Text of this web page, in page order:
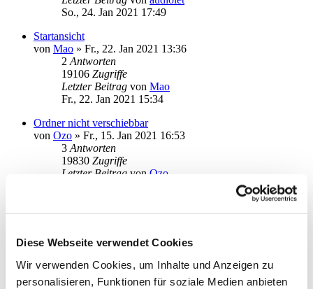
Diese Webseite verwendet Cookies
Wir verwenden Cookies, um Inhalte und Anzeigen zu
personalisieren, Funktionen für soziale Medien anbieten
So., 24. Jan 2021 17:49
Startansicht
von Mao » Fr., 22. Jan 2021 13:36
2 Antworten
19106 Zugriffe
Letzter Beitrag von Mao
Fr., 22. Jan 2021 15:34
Ordner nicht verschiebbar
von Ozo » Fr., 15. Jan 2021 16:53
3 Antworten
19830 Zugriffe
Letzter Beitrag von Ozo
18400Zugriffe
Letzter Beitrag
ebi_f
Mi., 20. Jan 2021 13:40